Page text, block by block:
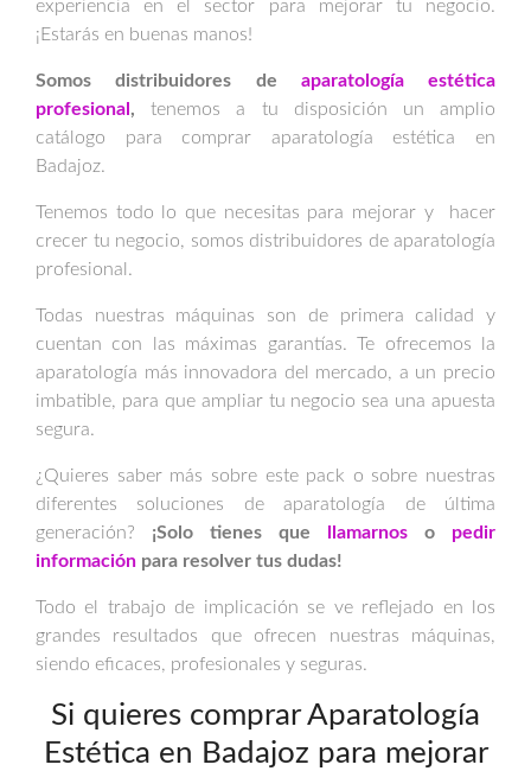
experiencia en el sector para mejorar tu negocio.
¡Estarás en buenas manos!
Somos distribuidores de aparatología estética
profesional , tenemos a tu disposición un amplio
catálogo para comprar aparatología estética en
Badajoz.
Tenemos todo lo que necesitas para mejorar y hacer
crecer tu negocio, somos distribuidores de aparatología
profesional.
Todas nuestras máquinas son de primera calidad y
cuentan con las máximas garantías. Te ofrecemos la
aparatología más innovadora del mercado, a un precio
imbatible, para que ampliar tu negocio sea una apuesta
segura.
¿Quieres saber más sobre este pack o sobre nuestras
diferentes soluciones de aparatología de última
generación? ¡Solo tienes que llamarnos o pedir
información para resolver tus dudas!
Todo el trabajo de implicación se ve reflejado en los
grandes resultados que ofrecen nuestras máquinas,
siendo eficaces, profesionales y seguras.
Si quieres comprar Aparatología
Estética en Badajoz para mejorar